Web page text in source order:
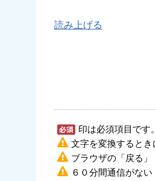
読み上げる
印は必須項目です
文字を変換するとき
ブラウザの「戻る」
６０分間通信がな